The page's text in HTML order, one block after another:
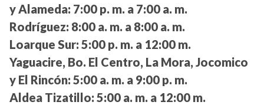
y Alameda: 7:00 p. m. a 7:00 a. m.
Rodríguez: 8:00 a. m. a 8:00 a. m.
Loarque Sur: 5:00 p. m. a 12:00 m.
Yaguacire, Bo. El Centro, La Mora, Jocomico
y El Rincón: 5:00 a. m. a 9:00 p. m.
Aldea Tizatillo: 5:00 a. m. a 12:00 m.